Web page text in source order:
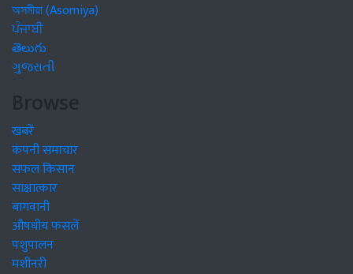
অসমীয়া (Asomiya)
ਪੰਜਾਬੀ
తెలుగు
ગુજરાતી
Browse
खबरें
कंपनी समाचार
सफल किसान
साक्षात्कार
बागवानी
औषधीय फसलें
पशुपालन
मशीनरी